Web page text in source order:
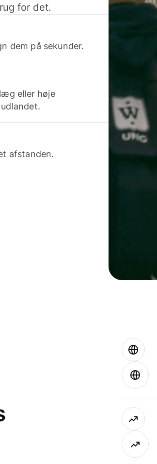
for det.
dem på sekunder.
eller høje
afstanden.